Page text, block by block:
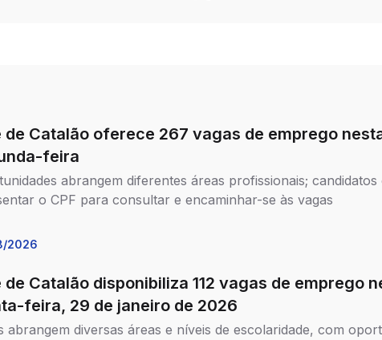
de Catalão oferece 267 vagas de emprego
feira
abrangem diferentes áreas profissionais; candidatos
o CPF para consultar e encaminhar-se às vagas
2026
de Catalão disponibiliza 112 vagas de emprego
feira, 29 de janeiro de 2026
abrangem diversas áreas e níveis de escolaridade, com